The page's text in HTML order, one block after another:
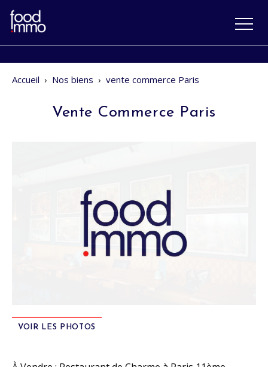
Accueil › Nos biens › vente commerce Paris
Vente Commerce Paris
VOIR LES PHOTOS